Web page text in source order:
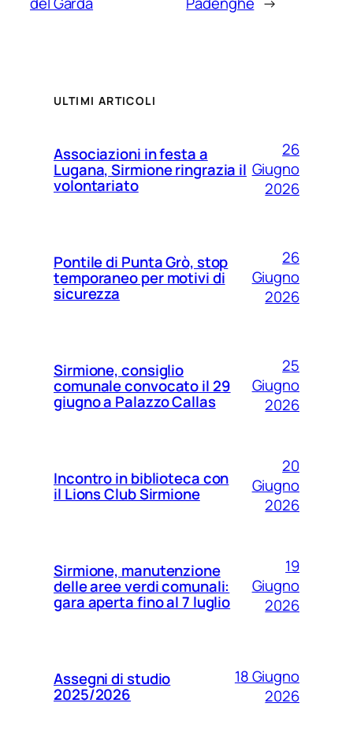
ULTIMI ARTICOLI
Associazioni in festa a
Lugana, Sirmione ringrazia il
volontariato
26
Giugno
2026
Pontile di Punta Grò, stop
temporaneo per motivi di
sicurezza
26
Giugno
2026
Sirmione, consiglio
comunale convocato il 29
giugno a Palazzo Callas
25
Giugno
2026
Incontro in biblioteca con
il Lions Club Sirmione
20
Giugno
2026
Sirmione, manutenzione
delle aree verdi comunali:
gara aperta fino al 7 luglio
19
Giugno
2026
Assegni di studio
2025/2026
18 Giugno
2026